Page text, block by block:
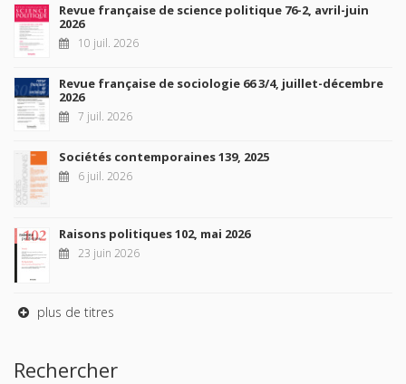
Revue française de science politique 76-2, avril-juin
2026
10 juil. 2026
Revue française de sociologie 66 3/4, juillet-décembre
2026
7 juil. 2026
Sociétés contemporaines 139, 2025
6 juil. 2026
Raisons politiques 102, mai 2026
23 juin 2026
plus de titres
Rechercher